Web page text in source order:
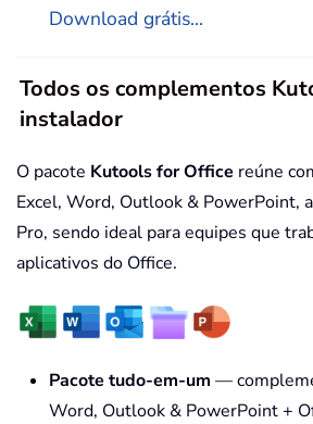
Download grátis...
Todos os complementos
instalador
O pacote Kutools for Office reúne
Excel, Word, Outlook & PowerPoint,
Pro, sendo ideal para equipes que
aplicativos do Office.
Pacote tudo-em-um —
Word, Outlook & PowerPoint +